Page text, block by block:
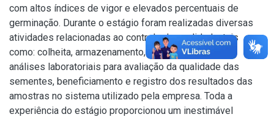
com altos índices de vigor e elevados percentuais de
germinação. Durante o estágio foram realizadas diversas
atividades relacionadas ao controle de qualidade, tais
como: colheita, armazenamento, extração, transporte,
análises laboratoriais para avaliação da qualidade das
sementes, beneficiamento e registro dos resultados das
amostras no sistema utilizado pela empresa. Toda a
experiência do estágio proporcionou um inestimável